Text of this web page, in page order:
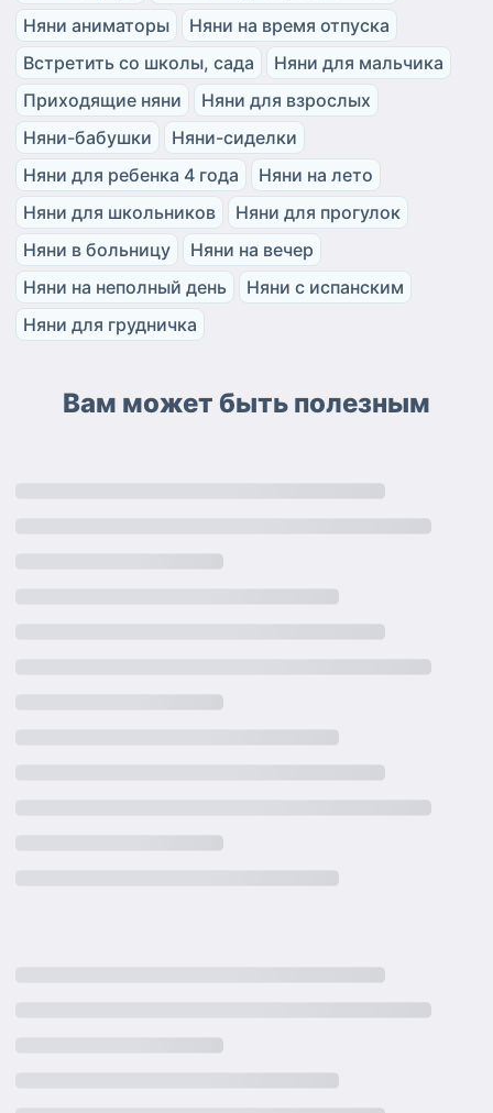
Няни аниматоры
Няни на время отпуска
Встретить со школы, сада
Няни для мальчика
Приходящие няни
Няни для взрослых
Няни-бабушки
Няни-сиделки
Няни для ребенка 4 года
Няни на лето
Няни для школьников
Няни для прогулок
Няни в больницу
Няни на вечер
Няни на неполный день
Няни с испанским
Няни для грудничка
Вам может быть полезным